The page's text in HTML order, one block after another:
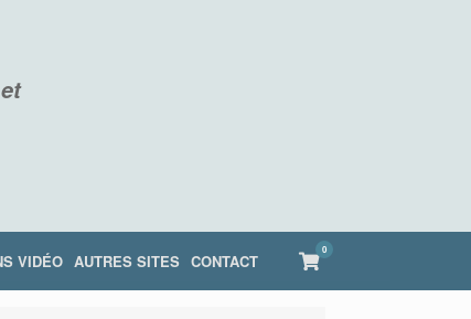
VIDÉO AUTRES SITES CONTACT View
shopping
cart
0